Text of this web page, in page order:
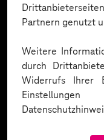
Partnern genutzt
Weitere
durch
Widerrufs Ihrer